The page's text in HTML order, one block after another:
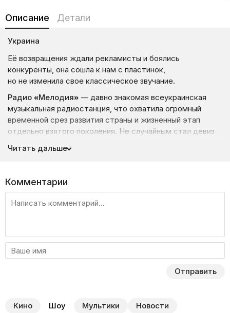
Описание Детали
Украина
Её возвращения ждали рекламисты и боялись
конкуренты, она сошла к нам с пластинок,
но не изменила свое классическое звучание.
Радио «Мелодия» — давно знакомая всеукраинская
музыкальная радиостанция, что охватила огромный
временной срез развития страны и жизненный этап
отдельно взятого поколения. Не случайным стал девиз
Мелодия пережила свои не самые лучшие времена,
слушателям волны не пришлось долго мучатся —
радиостанция опять в строю со старыми ведущими
и неизменно душевными передачами.
Более десятка лет назад в городе Харькове начиналась
Украины. Аудитория радиослушателей непрерывно
растет. И это не странно: на хитах прошлых лет
выросло целое поколение. Но это не значит, что
молодая аудитория не стала слушать радиостанцию.
с легендарными личностями и их творчеством.
Читать дальше
Комментарии
Отправить
Кино Шоу Мультики Новости